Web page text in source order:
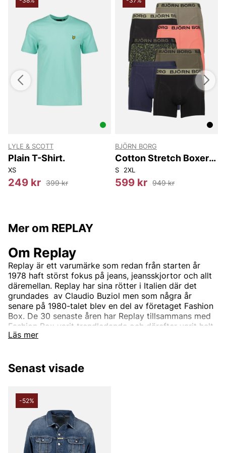
LYLE & SCOTT
Plain T-Shirt.
XS
249 kr 399 kr
BJÖRN BORG
Cotton Stretch Boxer
7P
S 2XL
599 kr 949 kr
Mer om REPLAY
Läs mer
Om Replay
Replay är ett varumärke som redan från starten år
1978 haft störst fokus på jeans, jeansskjortor och allt
däremellan. Replay har sina rötter i Italien där det
grundades av Claudio Buziol men som några år
senare på 1980-talet blev en del av företaget Fashion
Box. De 30 senaste åren har Replay tillsammans med
Fashion Box varit trendledande och därefter varit helt
synonymt med hög standard och god kvalite. Detta
hos flertalet återförsäljare varje dag.
Utmärkt kvalite, karaktäristisk italiensk design och
innovativ stil. Dessa pelare har tagit märket till den
framgång den har idag med sin ungdomliga och
moderna stil som erbjudar trendiga, moderiktiga och
lättbärda kläder till hela familjen.
Senast visade
-52%